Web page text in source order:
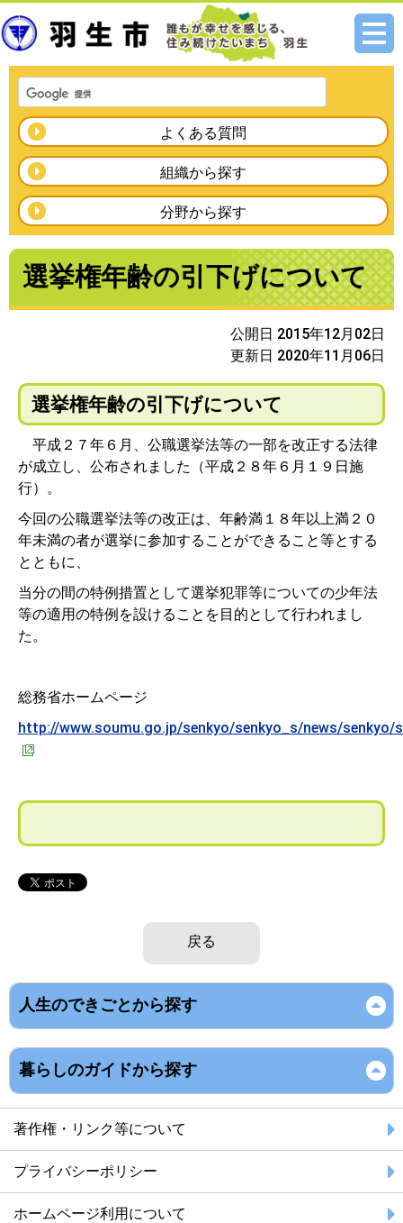
メニ
よくある質問
組織から探す
分野から探す
選挙権年齢の引下げについて
公開日 2015年12月02日
更新日 2020年11月06日
選挙権年齢の引下げについて
平成２７年６月、公職選挙法等の一部を改正する法律
が成立し、公布されました（平成２８年６月１９日施
行）。
今回の公職選挙法等の改正は、年齢満１８年以上満２０
年未満の者が選挙に参加することができること等とする
とともに、
当分の間の特例措置として選挙犯罪等についての少年法
等の適用の特例を設けることを目的として行われまし
た。
総務省ホームページ
http://www.soumu.go.jp/senkyo/senkyo_s/news/senkyo/
戻る
人生のできごとから探す
暮らしのガイドから探す
著作権・リンク等について
プライバシーポリシー
ホームページ利用について